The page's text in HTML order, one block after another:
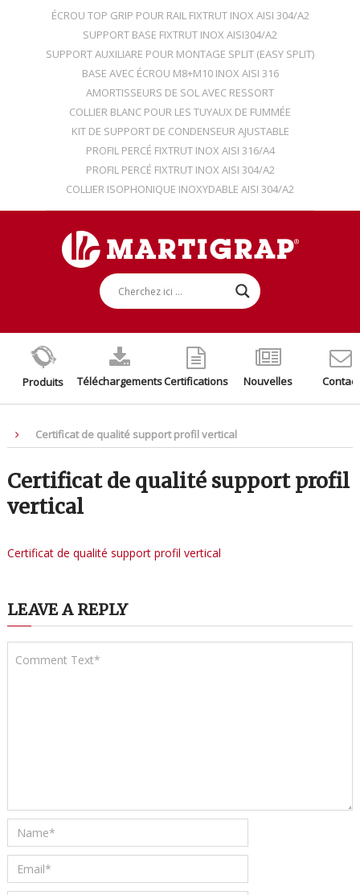
ÉCROU TOP GRIP POUR RAIL FIXTRUT INOX AISI 304/A2
SUPPORT BASE FIXTRUT INOX AISI304/A2
SUPPORT AUXILIARE POUR MONTAGE SPLIT (EASY SPLIT)
BASE AVEC ÉCROU M8+M10 INOX AISI 316
AMORTISSEURS DE SOL AVEC RESSORT
COLLIER BLANC POUR LES TUYAUX DE FUMMÉE
KIT DE SUPPORT DE CONDENSEUR AJUSTABLE
PROFIL PERCÉ FIXTRUT INOX AISI 316/A4
PROFIL PERCÉ FIXTRUT INOX AISI 304/A2
COLLIER ISOPHONIQUE INOXYDABLE AISI 304/A2
Produits TéléchargementsCertifications Nouvelles Contact
Certificat de qualité support profil vertical
Certificat de qualité support profil
vertical
Certificat de qualité support profil vertical
LEAVE A REPLY